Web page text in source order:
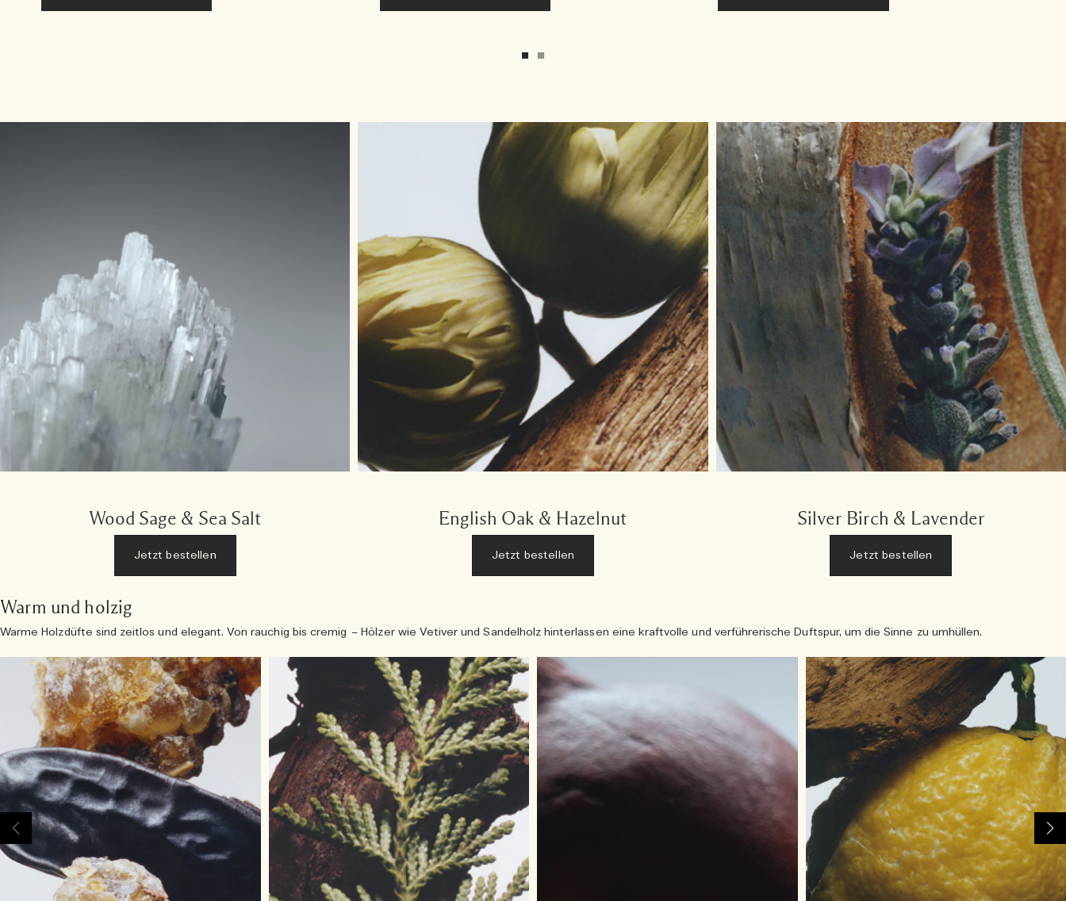
Wood Sage & Sea Salt
Jetzt bestellen
English Oak & Hazelnut
Jetzt bestellen
Silver Birch & Lavender
Jetzt bestellen
Warm und holzig
Warme Holzdüfte sind zeitlos und elegant. Von rauchig bis cremig – Hölzer wie Vetiver und Sandelholz hinterlassen eine kraftvolle und verführerische Duftspur, um die Sinne zu umhüllen.